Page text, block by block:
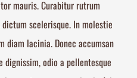
mauris. Curabitur rutrum
scelerisque. In molestie
diam lacinia. Donec accumsan
dignissim, odio a pellentesque